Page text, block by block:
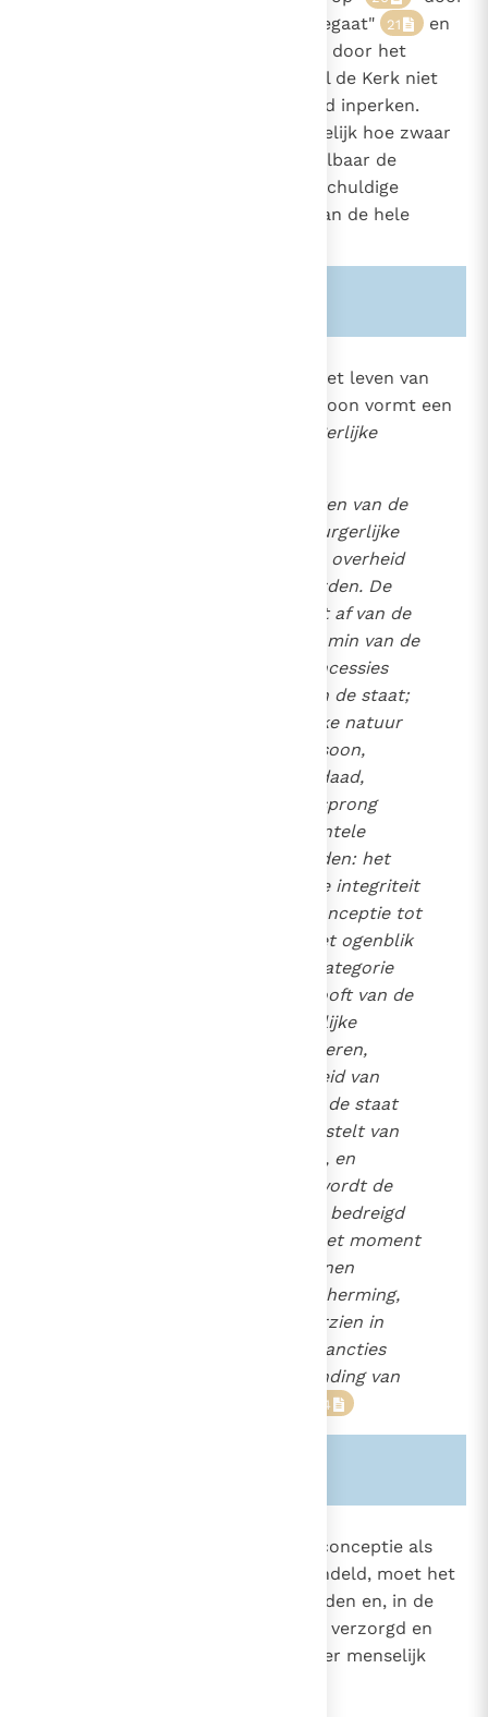
het feit zelf dat hij het misdrijf begaat" 21
en
volgens de voorwaarden bepaald door het
Hiermee wil de Kerk niet
het terrein van de barmhartigheid inperken.
Maar wel maakt ze hiermee duidelijk hoe zwaar
deze misdaad is en hoe onherstelbaar de
schade, toegebracht aan het onschuldige
slachtoffer, aan zijn ouders en aan de hele
Het onvervreemdbaar recht op het leven van
elke onschuldige menselijke persoon vormt een
constitutief element van de burgerlijke
"De onvervreemdbare rechten van de
persoon moeten door de burgerlijke
samenleving en de politieke overheid
erkend en geëerbiedigd worden. De
mensenrechten hangen niet af van de
individuele persoon en evenmin van de
ouders; ze zijn evenmin concessies
van de gemeenschap en van de staat;
ze behoren tot de menselijke natuur
en zijn inherent aan de persoon,
omwille van de scheppingsdaad,
waarin de persoon zijn oorsprong
vindt. Onder deze fundamentele
rechten moeten wij vermelden: het
recht op leven en op fysieke integriteit
van elke mens, vanaf zijn conceptie tot
"Op het ogenblik
dat een positieve wet een categorie
van menselijke wezens berooft van de
bescherming, die de burgerlijke
wetgeving hun moet verzekeren,
miskent de staat de gelijkheid van
allen voor de wet. Wanneer de staat
zijn macht niet ten dienste stelt van
de rechten van alle burgers, en
speciaal van de zwaksten, wordt de
basis zelf van de rechtstaat bedreigd
(...). Omdat het kind vanaf het moment
van de conceptie moet kunnen
rekenen op eerbied en bescherming,
zal de wet dus moeten voorzien in
geëigende strafrechtelijke sancties
voor elke opzettelijke schending van
24
Aangezien het embryo vanaf de conceptie als
een persoon moet worden behandeld, moet het
in zijn integriteit beschermd worden en, in de
mate van het mogelijke, medisch verzorgd en
behandeld worden zoals elk ander menselijk